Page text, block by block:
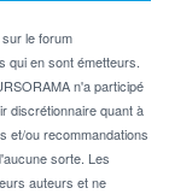
le forum
qui en sont émetteurs.
n'a participé
discrétionnaire quant à
et/ou recommandations
sorte. Les
auteurs et ne